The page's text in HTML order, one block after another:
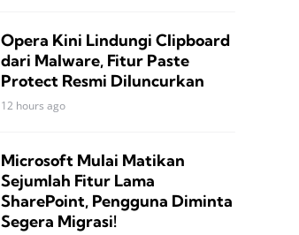
Opera Kini Lindungi Clipboard
dari Malware, Fitur Paste
Protect Resmi Diluncurkan
12 hours ago
Microsoft Mulai Matikan
Sejumlah Fitur Lama
SharePoint, Pengguna Diminta
Segera Migrasi!